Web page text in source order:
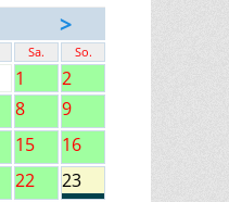
>
Sa. So.
1
2
8
9
15
16
22
23